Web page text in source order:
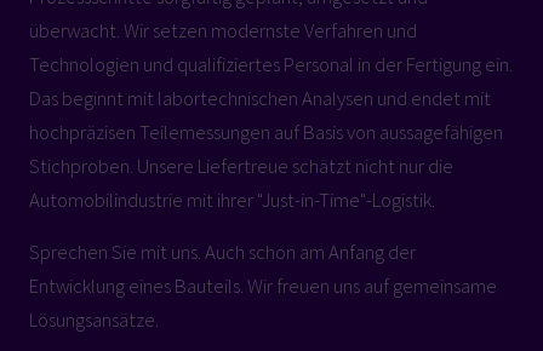
überwacht. Wir setzen modernste Verfahren und
Technologien und qualifiziertes Personal in der Fertigung ein.
Das beginnt mit labortechnischen Analysen und endet mit
hochpräzisen Teilemessungen auf Basis von aussagefähigen
Stichproben. Unsere Liefertreue schätzt nicht nur die
Automobilindustrie mit ihrer "Just-in-Time"-Logistik.
Sprechen Sie mit uns. Auch schon am Anfang der
Entwicklung eines Bauteils. Wir freuen uns auf gemeinsame
Lösungsansätze.